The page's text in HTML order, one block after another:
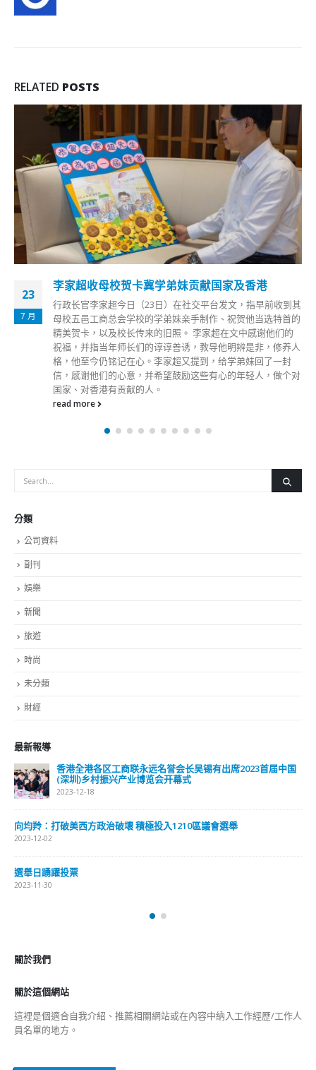
RELATED POSTS
23
7 月
李家超收母校贺卡冀学弟妹贡献国家及香港
行政长官李家超今日（23日）在社交平台发文，指早前收到其
母校五邑工商总会学校的学弟妹亲手制作、祝贺他当选特首的
精美贺卡，以及校长传来的旧照。 李家超在文中感谢他们的
祝福，并指当年师长们的谆谆善诱，教导他明辨是非，修养人
格，他至今仍铭记在心。李家超又提到，给学弟妹回了一封
信，感谢他们的心意，并希望鼓励这些有心的年轻人，做个对
国家、对香港有贡献的人。
read more
分類
公司資料
副刊
娛樂
新聞
旅遊
時尚
未分類
財經
最新報導
香港全港各区工商联永远名誉会长吴锡有出席2023首届中国
(深圳)乡村振兴产业博览会开幕式
2023-12-18
向均羚：打破美西方政治破壞 積極投入1210區議會選舉
2023-12-02
選舉日踴躍投票
2023-11-30
關於我們
關於這個網站
這裡是個適合自我介紹、推薦相關網站或在內容中納入工作經歷/工作人
員名單的地方。